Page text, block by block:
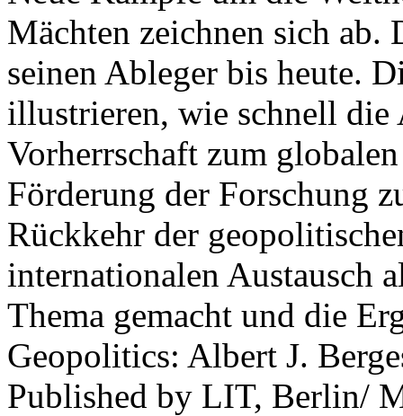
Mächten zeichnen sich
seinen Ableger bis heute.
illustrieren, wie schnell die
Vorherrschaft zum
Förderung der Forschung
Rückkehr der
internationalen Austausch
Thema gemacht und die
Geopolitics: Albert J.
Published by LIT, Berlin/